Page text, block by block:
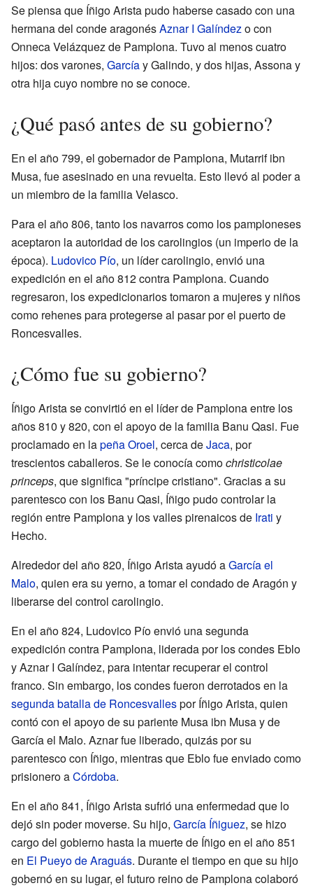
Se piensa que Íñigo Arista pudo haberse casado con una
hermana del conde aragonésAznar I Galíndezo con
Onneca Velázquez de Pamplona. Tuvo al menos cuatro
hijos: dos varones, Garcíay Galindo, y dos hijas, Assona y
otra hija cuyo nombre no se conoce.
¿Qué pasó antes de su gobierno?
En el año 799, el gobernador de Pamplona, Mutarrif ibn
Musa, fue asesinado en una revuelta. Esto llevó al poder a
un miembro de la familia Velasco.
Para el año 806, tanto los navarros como los pamploneses
aceptaron la autoridad de los carolingios (un imperio de la
época). Ludovico Pío, un líder carolingio, envió una
expedición en el año 812 contra Pamplona. Cuando
regresaron, los expedicionarios tomaron a mujeres y niños
como rehenes para protegerse al pasar por el puerto de
Roncesvalles.
¿Cómo fue su gobierno?
Íñigo Arista se convirtió en el líder de Pamplona entre los
años 810 y 820, con el apoyo de la familia Banu Qasi. Fue
proclamado en lapeña Oroel, cerca deJaca, por
trescientos caballeros. Se le conocía comochristicolae
princeps, que significa "príncipe cristiano". Gracias a su
parentesco con los Banu Qasi, Íñigo pudo controlar la
región entre Pamplona y los valles pirenaicos de Irati y
Hecho.
Alrededor del año 820, Íñigo Arista ayudó aGarcía el
Malo, quien era su yerno, a tomar el condado de Aragón y
liberarse del control carolingio.
En el año 824, Ludovico Pío envió una segunda
expedición contra Pamplona, liderada por los condes Eblo
y Aznar I Galíndez, para intentar recuperar el control
franco. Sin embargo, los condes fueron derrotados en la
segunda batalla de Roncesvallespor Íñigo Arista, quien
contó con el apoyo de su pariente Musa ibn Musa y de
García el Malo. Aznar fue liberado, quizás por su
parentesco con Íñigo, mientras que Eblo fue enviado como
prisionero aCórdoba.
En el año 841, Íñigo Arista sufrió una enfermedad que lo
dejó sin poder moverse. Su hijo, García Íñiguez, se hizo
cargo del gobierno hasta la muerte de Íñigo en el año 851
en El Pueyo de Araguás. Durante el tiempo en que su hijo
gobernó en su lugar, el futuro reino de Pamplona colaboró